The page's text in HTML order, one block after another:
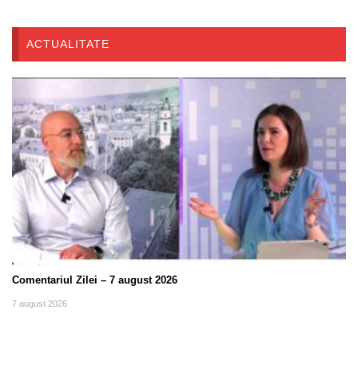
ACTUALITATE
Comentariul Zilei – 7 august 2026
7 august 2026